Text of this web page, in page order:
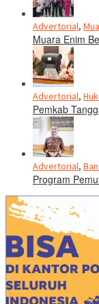
Advertorial,
Muara Enim
Advertorial,
Pemkab
Advertorial,
Program